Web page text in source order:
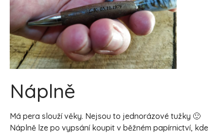
Náplně
Má pera slouží věky. Nejsou to jednorázové tužky 🙂
Náplně lze po vypsání koupit v běžném papírnictví, kde